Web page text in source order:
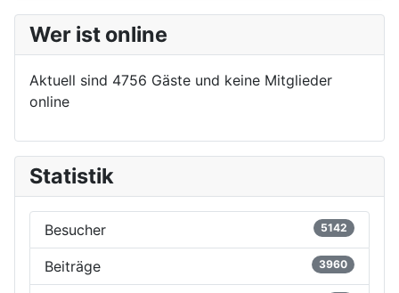
Wer ist online
Aktuell sind 4756 Gäste und keine Mitglieder
online
Statistik
Besucher 5142
Beiträge 3960